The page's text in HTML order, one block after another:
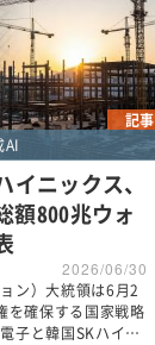
記事
AI
イニックス、
額800兆ウォ
2026/06/30
ン）大統領は6月2
を確保する国家戦略
子と韓国SKハイ…